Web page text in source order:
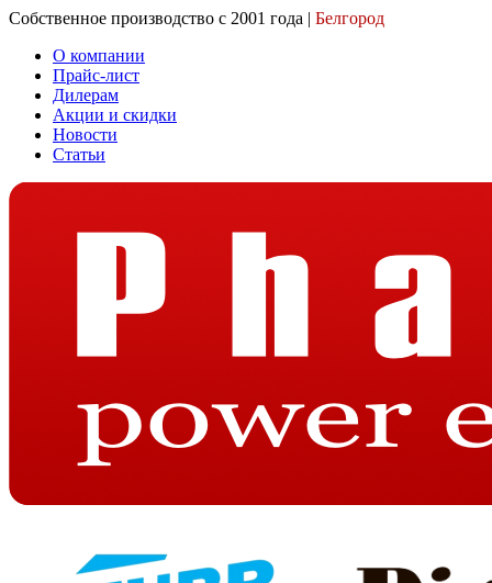
Собственное производство с 2001 года | Белгород
О компании
Прайс-лист
Дилерам
Акции и скидки
Новости
Статьи